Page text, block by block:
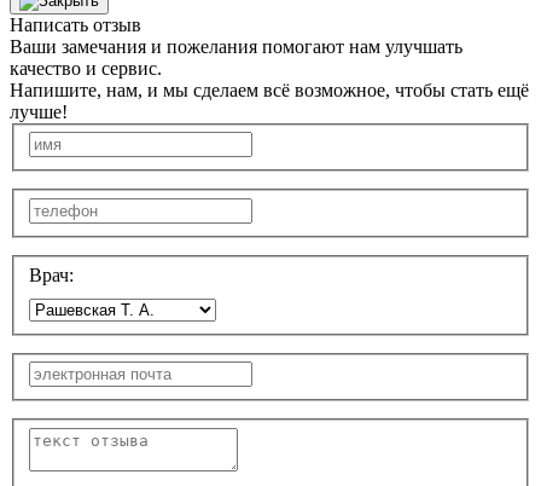
Написать отзыв
Ваши замечания и пожелания помогают нам улучшать
качество и сервис.
Напишите, нам, и мы сделаем всё возможное, чтобы стать ещё
лучше!
Врач: